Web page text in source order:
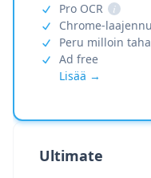
Pro OCR
i
Chrome-
Peru milloin
Ad free
Lisää →
Ultimate